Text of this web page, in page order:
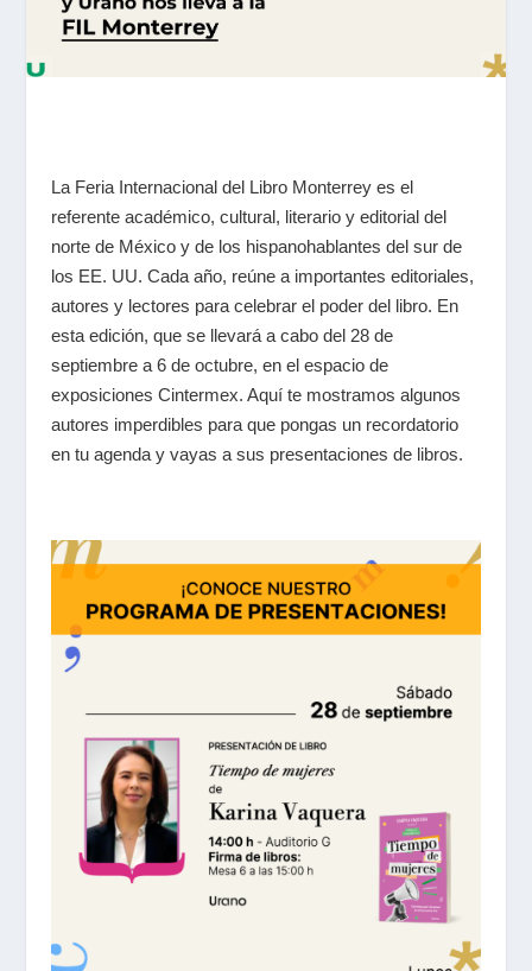
La Feria Internacional del Libro Monterrey es el
referente académico, cultural, literario y editorial del
norte de México y de los hispanohablantes del sur de
los EE. UU. Cada año, reúne a importantes editoriales,
autores y lectores para celebrar el poder del libro. En
esta edición, que se llevará a cabo del 28 de
septiembre a 6 de octubre, en el espacio de
exposiciones Cintermex. Aquí te mostramos algunos
autores imperdibles para que pongas un recordatorio
en tu agenda y vayas a sus presentaciones de libros.